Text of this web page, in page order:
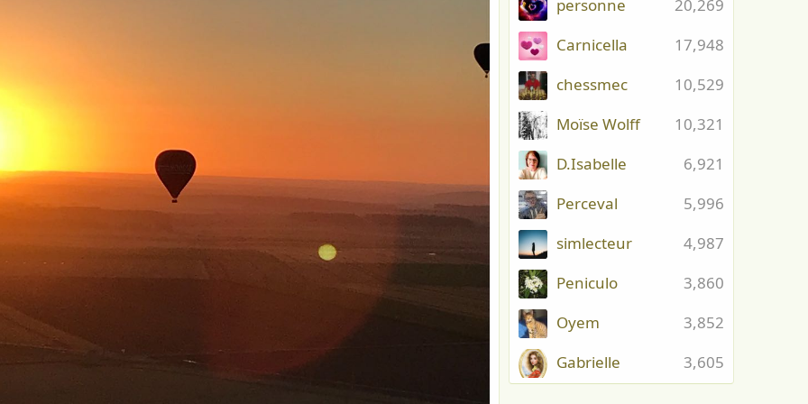
20,269
personne
17,948
Carnicella
10,529
chessmec
10,321
Moïse Wolff
6,921
D.Isabelle
5,996
Perceval
4,987
simlecteur
3,860
Peniculo
3,852
Oyem
3,605
Gabrielle